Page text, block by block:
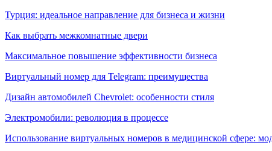
Турция: идеальное направление для бизнеса и жизни
Как выбрать межкомнатные двери
Максимальное повышение эффективности бизнеса
Виртуальный номер для Telegram: преимущества
Дизайн автомобилей Chevrolet: особенности стиля
Электромобили: революция в процессе
Использование виртуальных номеров в медицинской сфере: